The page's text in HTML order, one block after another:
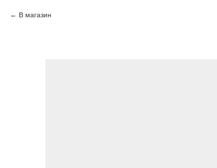
В магазин